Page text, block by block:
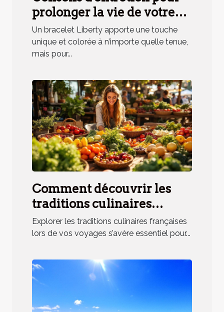
prolonger la vie de votre
bracelet Liberty
Un bracelet Liberty apporte une touche
unique et colorée à n’importe quelle tenue,
mais pour...
Comment découvrir les
traditions culinaires
françaises lors de vos
voyages ?
Explorer les traditions culinaires françaises
lors de vos voyages s’avère essentiel pour...